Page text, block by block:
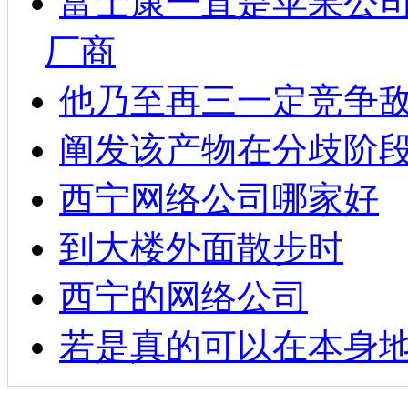
厂商
他乃至再三一定竞争
阐发该产物在分歧阶
西宁网络公司哪家好
到大楼外面散步时
西宁的网络公司
若是真的可以在本身